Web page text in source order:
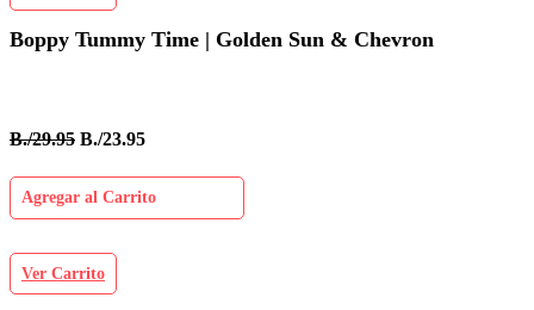
Boppy Tummy Time | Golden Sun & Chevron
B./29.95 B./23.95
Agregar al Carrito
Ver Carrito